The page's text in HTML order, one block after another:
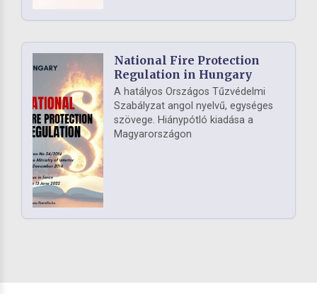
National Fire Protection
Regulation in Hungary
A hatályos Országos Tűzvédelmi
Szabályzat angol nyelvű, egységes
szövege. Hiánypótló kiadása a
Magyarországon